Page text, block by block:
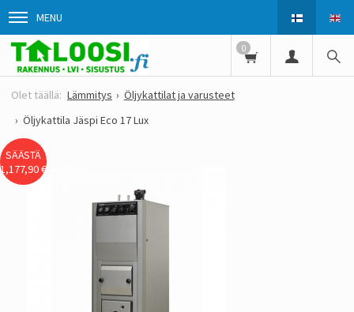
MENU
0
Lämmitys
Öljykattilat ja varusteet
Öljykattila Jäspi Eco 17 Lux
SÄÄSTÄ
1,177,90 €